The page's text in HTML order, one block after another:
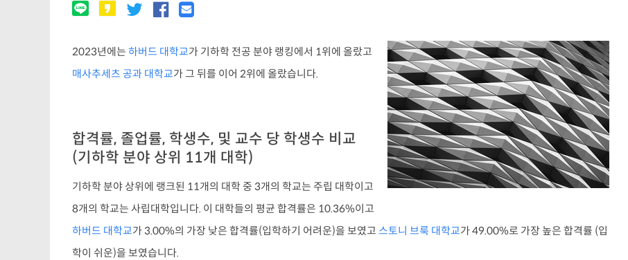
2023년에는 하버드 대학교가 기하학 전공 분야 랭킹에서 1위에 올랐고
매사추세츠 공과 대학교가 그 뒤를 이어 2위에 올랐습니다.
합격률, 졸업률, 학생수, 및 교수 당 학생수 비교
(기하학 분야 상위 11개 대학)
기하학 분야 상위에 랭크된 11개의 대학 중 3개의 학교는 주립 대학이고
8개의 학교는 사립대학입니다. 이 대학들의 평균 합격률은 10.36%이고
하버드 대학교가 3.00%의 가장 낮은 합격률(입학하기 어려운)을 보였고 스토니 브룩 대학교가 49.00%로 가장 높은 합격률 (입
학이 쉬운)을 보였습니다.